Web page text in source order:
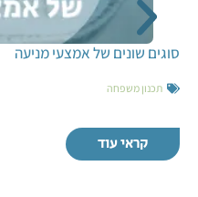
סוגים שונים של אמצעי מניעה
תכנון משפחה
קראי עוד